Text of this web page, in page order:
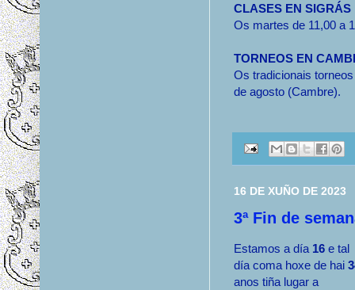
CLASES EN SIGRÁS
Os martes de 11,00 a
TORNEOS EN
Os tradicionais
de agosto (Cambre).
16 DE XUÑO DE 2023
3ª Fin de
Estamos a día 16 e tal
día coma hoxe de hai
anos tiña lugar a